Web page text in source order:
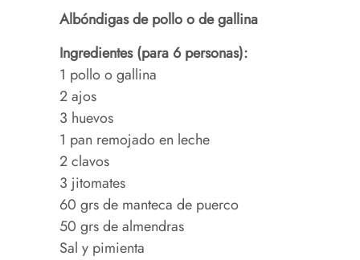
Albóndigas de pollo o de gallina
Ingredientes (para 6 personas):
1 pollo o gallina
2 ajos
3 huevos
1 pan remojado en leche
2 clavos
3 jitomates
60 grs de manteca de puerco
50 grs de almendras
Sal y pimienta